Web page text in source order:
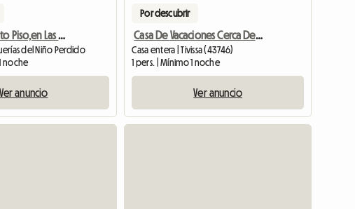
Se Alquila Bonito Piso,en Las Alquerías,
del Niño Perdido
noche
Ver anuncio
Por descubrir
Casa De Vacaciones Cerca De La Playa En Una Zona Tranquila
Casa entera | Tivissa (43746)
1 pers. | Mínimo 1 noche
Ver anuncio